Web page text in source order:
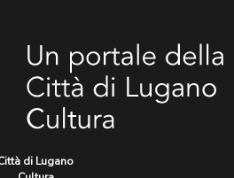
di Lugano